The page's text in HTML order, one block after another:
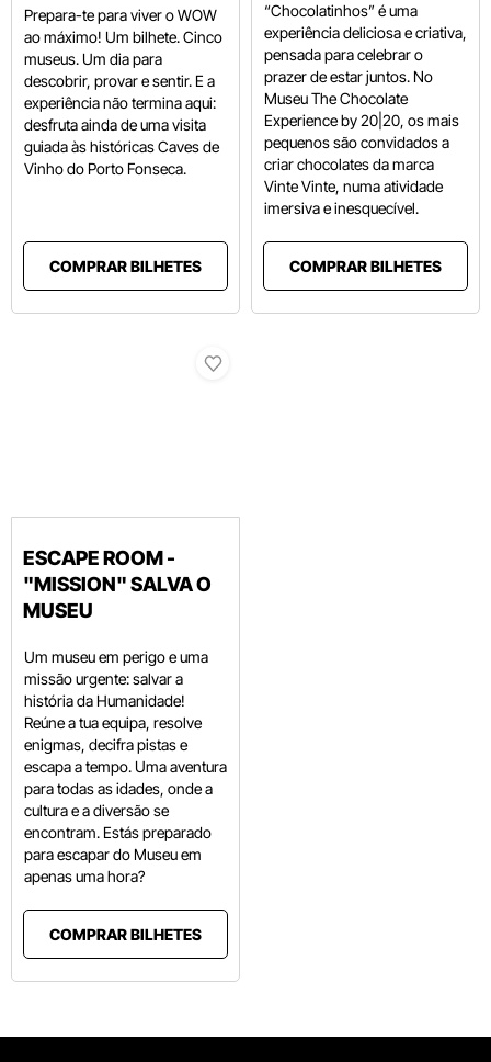
Prepara-te para viver o WOW
ao máximo! Um bilhete. Cinco
museus. Um dia para
descobrir, provar e sentir. E a
experiência não termina aqui:
desfruta ainda de uma visita
guiada às históricas Caves de
Vinho do Porto Fonseca.
COMPRAR BILHETES
“Chocolatinhos” é uma
experiência deliciosa e criativa,
pensada para celebrar o
prazer de estar juntos. No
Museu The Chocolate
Experience by 20|20, os mais
pequenos são convidados a
criar chocolates da marca
Vinte Vinte, numa atividade
imersiva e inesquecível.
COMPRAR BILHETES
ESCAPE ROOM -
"MISSION" SALVA O
MUSEU
Um museu em perigo e uma
missão urgente: salvar a
história da Humanidade!
Reúne a tua equipa, resolve
enigmas, decifra pistas e
escapa a tempo. Uma aventura
para todas as idades, onde a
cultura e a diversão se
encontram. Estás preparado
para escapar do Museu em
apenas uma hora?
COMPRAR BILHETES